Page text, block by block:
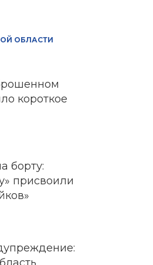
ОБЛАСТИ
короткое
борту:
присвоили